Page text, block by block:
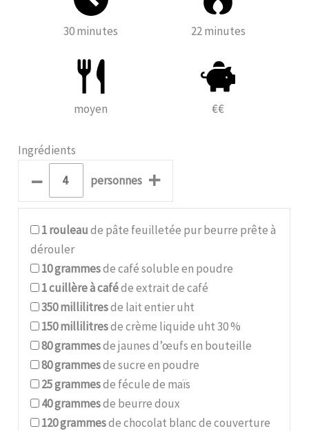
30 minutes 22 minutes
moyen €€
Ingrédients
– personnes +
1rouleaude pâte feuilletée pur beurre prête à
dérouler
10grammesde café soluble en poudre
1cuillère à caféde extrait de café
350millilitresde lait entier uht
150millilitresde crème liquide uht 30 %
80grammesde jaunes d’œufs en bouteille
80grammesde sucre en poudre
25grammesde fécule de maïs
40grammesde beurre doux
120grammesde chocolat blanc de couverture